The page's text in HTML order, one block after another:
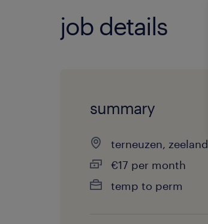
job details
summary
terneuzen, zeeland
€17 per month
temp to perm